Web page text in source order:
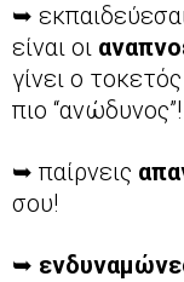
ο
μ
ά
α
π
ρ
➥
είναι οι
γίνει ο
πιο “ανώδυνος”!
➥ παίρνεις
σου!
➥